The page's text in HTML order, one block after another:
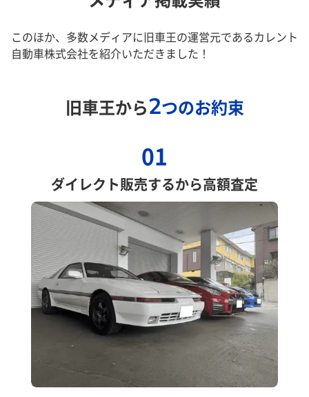
このほか、多数メディアに旧車王の運営元であるカレント
自動車株式会社を紹介いただきました！
旧車王から2つのお約束
01
ダイレクト販売するから高額査定